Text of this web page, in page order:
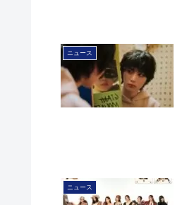
ニュース
ニュース